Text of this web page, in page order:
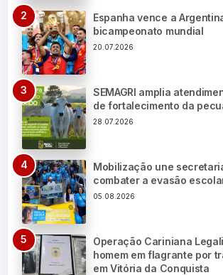
Espanha vence a
bicampeonato mundial
20.07.2026
SEMAGRI amplia
de fortalecimento da
28.07.2026
Mobilização une
combater a evasão
05.08.2026
Operação Cariniana
homem em flagrante por
em Vitória da Conquista